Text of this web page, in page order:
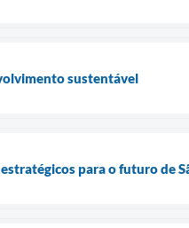
sustentável
para o futuro de